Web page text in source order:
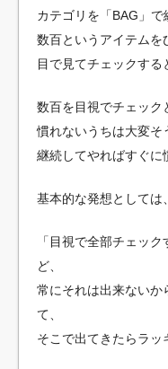
カテゴリを「BAG」
数百というアイテムを
目で見てチェックする
数百を目視でチェック
慣れないうちは大変そ
継続してやればすぐに
基本的な発想としては、
「目視で全部チェッ
ど、
常にそれは出来ないか
て、
そこで出てきたらラッ